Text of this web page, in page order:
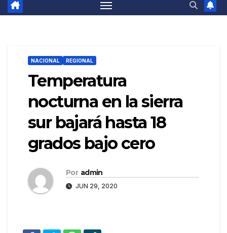
NACIONAL REGIONAL
Temperatura
nocturna en la sierra
sur bajará hasta 18
grados bajo cero
Por admin
JUN 29, 2020